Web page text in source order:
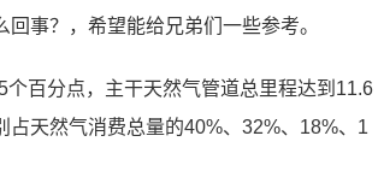
事？，希望能给兄弟们一些参考。
百分点，主干天然气管道总里程达到11.6
天然气消费总量的40%、32%、18%、1